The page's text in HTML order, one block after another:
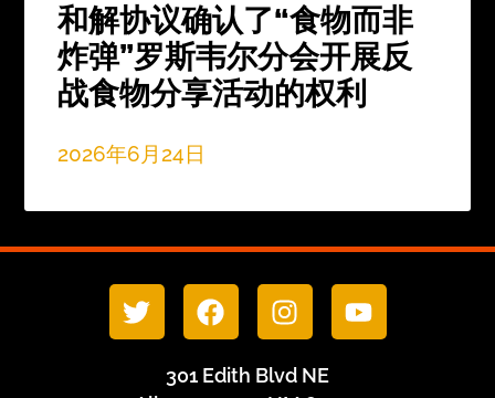
和解协议确认了“食物而非
炸弹”罗斯韦尔分会开展反
战食物分享活动的权利
2026年6月24日
301 Edith Blvd NE